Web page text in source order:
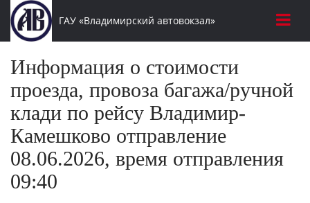
ГАУ «Владимирский автовокзал»
Информация о стоимости
проезда, провоза багажа/ручной
клади по рейсу Владимир-
Камешково отправление
08.06.2026, время отправления
09:40